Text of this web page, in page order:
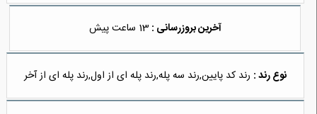
آخرین بروزرسانی : 13 ساعت پیش
نوع رند : رند کد پایین,رند سه پله,رند پله ای از اول,رند پله ای از آخر